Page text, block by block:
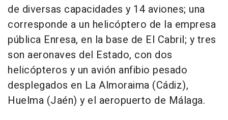
de diversas capacidades y 14 aviones; una
corresponde a un helicóptero de la empresa
pública Enresa, en la base de El Cabril; y tres
son aeronaves del Estado, con dos
helicópteros y un avión anfibio pesado
desplegados en La Almoraima (Cádiz),
Huelma (Jaén) y el aeropuerto de Málaga.